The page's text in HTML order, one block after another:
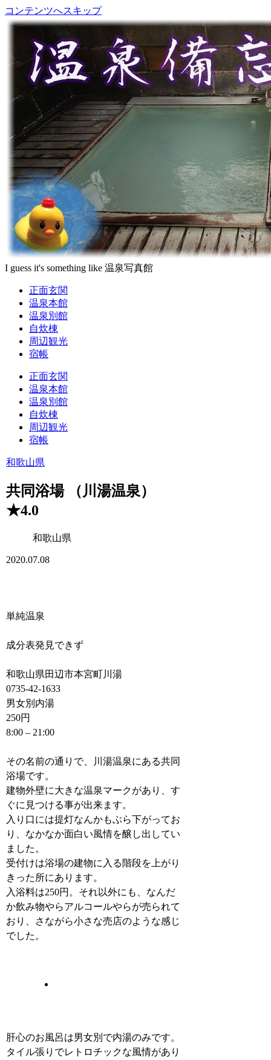
コンテンツへスキップ
I guess it's something like 温泉写真館
正面玄関
温泉本館
温泉別館
自炊棟
周辺観光
宿帳
正面玄関
温泉本館
温泉別館
自炊棟
周辺観光
宿帳
和歌山県
共同浴場 （川湯温泉）
★4.0
和歌山県
2020.07.08
単純温泉
成分表発見できず
和歌山県田辺市本宮町川湯
0735-42-1633
男女別内湯
250円
8:00 – 21:00
その名前の通りで、川湯温泉にある共同
浴場です。
建物外壁に大きな温泉マークがあり、す
ぐに見つける事が出来ます。
入り口には提灯なんかもぶら下がってお
り、なかなか面白い風情を醸し出してい
ました。
受付けは浴場の建物に入る階段を上がり
きった所にあります。
入浴料は250円。それ以外にも、なんだ
か飲み物やらアルコールやらが売られて
おり、さながら小さな売店のような感じ
でした。
肝心のお風呂は男女別で内湯のみです。
タイル張りでレトロチックな風情があり